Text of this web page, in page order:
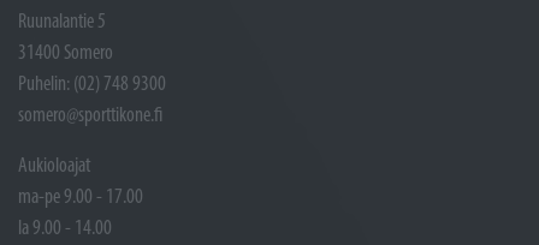
Ruunalantie 5
31400 Somero
Puhelin: (02) 748 9300
somero@sporttikone.fi
Aukioloajat
ma-pe 9.00 - 17.00
la 9.00 - 14.00